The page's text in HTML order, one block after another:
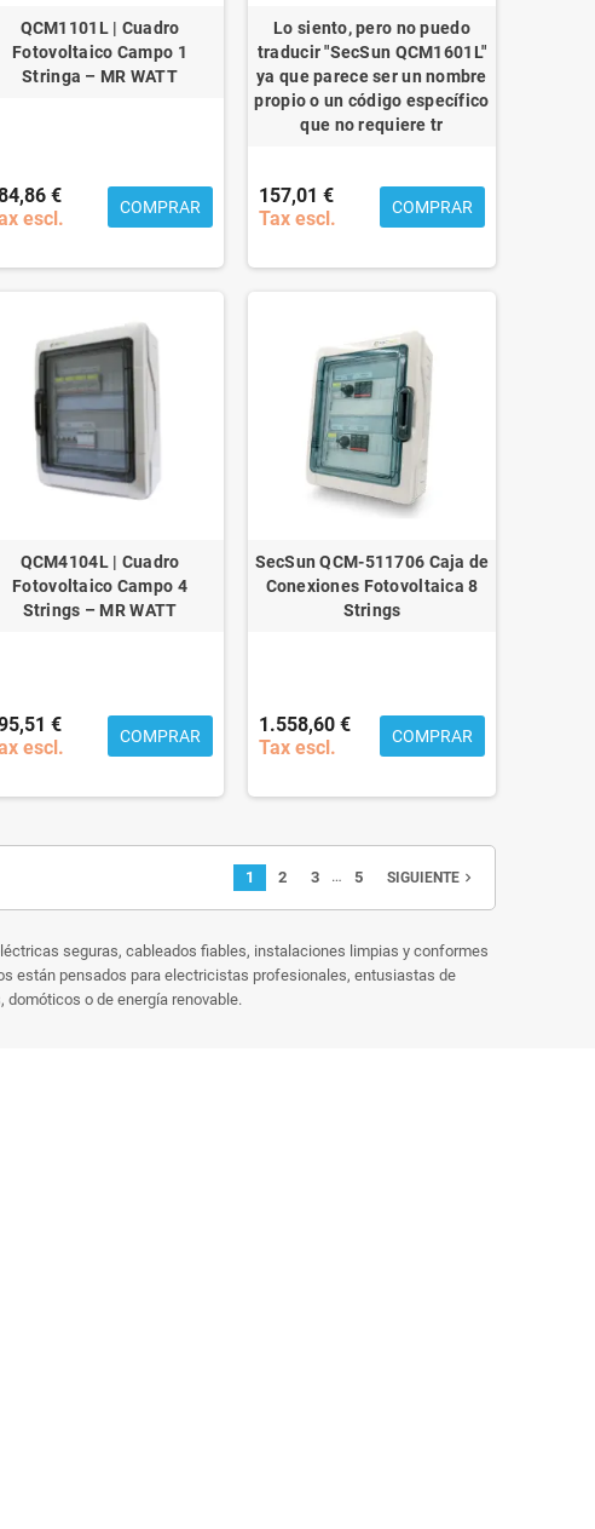
QCM1101L | Cuadro
Fotovoltaico Campo 1
Stringa – MR WATT
€
escl.
COMPRAR
Lo siento, pero no puedo
traducir "SecSun QCM1601L"
ya que parece ser un nombre
propio o un código específico
que no requiere tr
157,01 €
Tax escl.
COMPRAR
QCM4104L | Cuadro
Fotovoltaico Campo 4
Strings – MR WATT
€
escl.
COMPRAR
SecSun QCM-511706 Caja de
Conexiones Fotovoltaica 8
Strings
1.558,60 €
Tax escl.
COMPRAR
1 2 3 … 5 SIGUIENTEnavigate_next
seguras, cableados fiables, instalaciones limpias y conformes
están pensados para electricistas profesionales, entusiastas de
o de energía renovable.